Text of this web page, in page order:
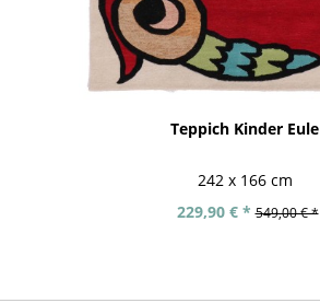
Teppich Kinder Eule
242 x 166 cm
229,90 € * 549,00 € *